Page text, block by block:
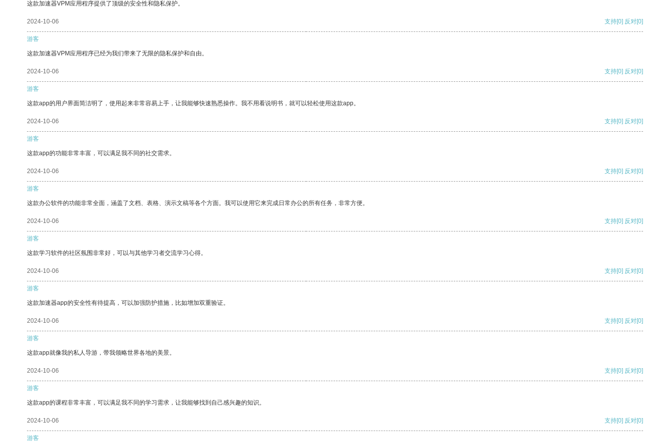
这款加速器VPM应用程序提供了顶级的安全性和隐私保护。
2024-10-06 支持[0] 反对[0]
游客
这款加速器VPM应用程序已经为我们带来了无限的隐私保护和自由。
2024-10-06 支持[0] 反对[0]
游客
这款app的用户界面简洁明了，使用起来非常容易上手，让我能够快速熟悉操作。我不用看说明书，就可以轻松使用这款app。
2024-10-06 支持[0] 反对[0]
游客
这款app的功能非常丰富，可以满足我不同的社交需求。
2024-10-06 支持[0] 反对[0]
游客
这款办公软件的功能非常全面，涵盖了文档、表格、演示文稿等各个方面。我可以使用它来完成日常办公的所有任务，非常方便。
2024-10-06 支持[0] 反对[0]
游客
这款学习软件的社区氛围非常好，可以与其他学习者交流学习心得。
2024-10-06 支持[0] 反对[0]
游客
这款加速器app的安全性有待提高，可以加强防护措施，比如增加双重验证。
2024-10-06 支持[0] 反对[0]
游客
这款app就像我的私人导游，带我领略世界各地的美景。
2024-10-06 支持[0] 反对[0]
游客
这款app的课程非常丰富，可以满足我不同的学习需求，让我能够找到自己感兴趣的知识。
2024-10-06 支持[0] 反对[0]
游客